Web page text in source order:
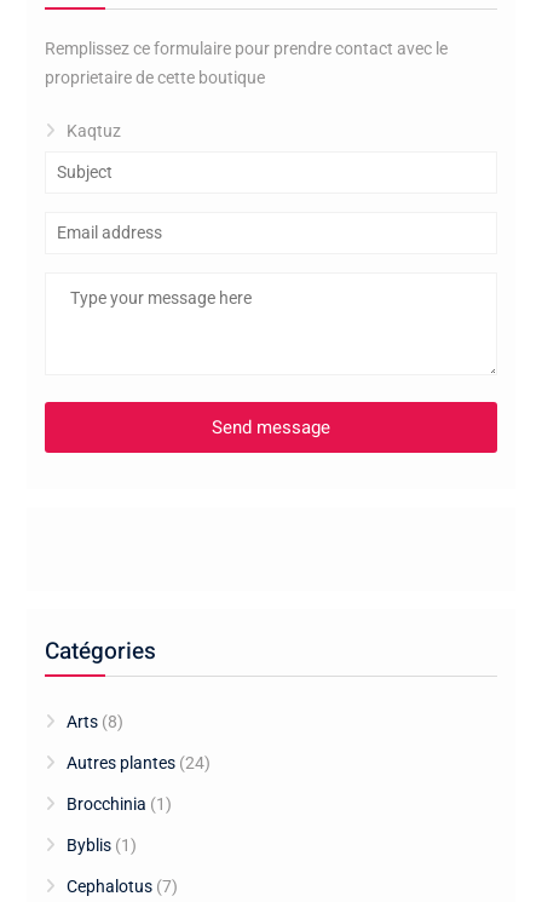
Remplissez ce formulaire pour prendre contact avec le
proprietaire de cette boutique
Kaqtuz
Catégories
Arts (8)
Autres plantes (24)
Brocchinia (1)
Byblis (1)
Cephalotus (7)